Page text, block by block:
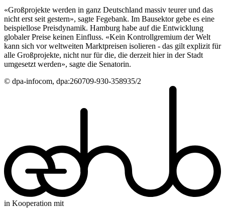
«Großprojekte werden in ganz Deutschland massiv teurer und das
nicht erst seit gestern», sagte Fegebank. Im Bausektor gebe es eine
beispiellose Preisdynamik. Hamburg habe auf die Entwicklung
globaler Preise keinen Einfluss. «Kein Kontrollgremium der Welt
kann sich vor weltweiten Marktpreisen isolieren - das gilt explizit für
alle Großprojekte, nicht nur für die, die derzeit hier in der Stadt
umgesetzt werden», sagte die Senatorin.
© dpa-infocom, dpa:260709-930-358935/2
in Kooperation mit